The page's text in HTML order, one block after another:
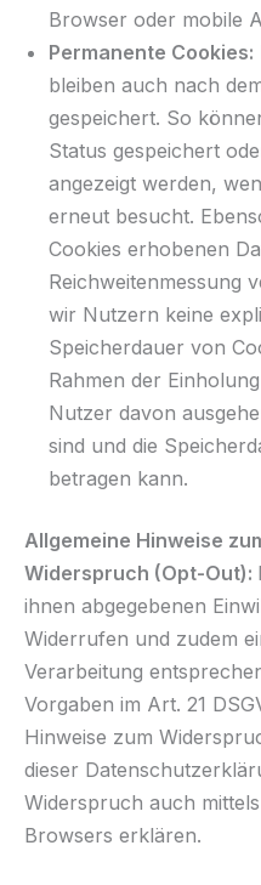
Browser oder mobile
Permanente Cookies:
bleiben auch nach
gespeichert. So
Status gespeichert
angezeigt werden,
erneut besucht.
Cookies erhobenen
Reichweitenmessung
wir Nutzern keine
Speicherdauer von
Rahmen der
Nutzer davon
sind und die
betragen kann.
Allgemeine Hinweise
Widerspruch (Opt-Out):
ihnen abgegebenen
Widerrufen und zudem
Verarbeitung
Vorgaben im Art. 21
Hinweise zum
dieser
Widerspruch auch
Browsers erklären.